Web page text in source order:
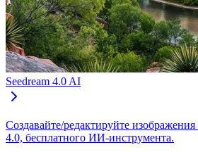
Seedream 4.0 AI
Создавайте/редактируйте
4.0, бесплатного ИИ-инструмента.